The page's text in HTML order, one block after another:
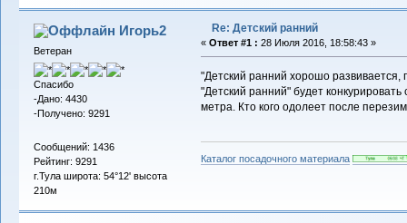
Игорь2
Ветеран
Спасибо
-Дано: 4430
-Получено: 9291
Сообщений: 1436
Рейтинг: 9291
г.Тула широта: 54°12' высота
210м
Re: Детский ранний
« Ответ #1 : 28 Июля 2016, 18:58:43 »
"Детский ранний хорошо развивается,
"Детский ранний" будет
метра. Кто кого одолеет после
Каталог посадочного материала